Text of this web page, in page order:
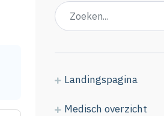
Landingspagina
Medisch overzicht